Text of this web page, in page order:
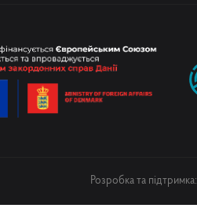
Розробка та підтримка: